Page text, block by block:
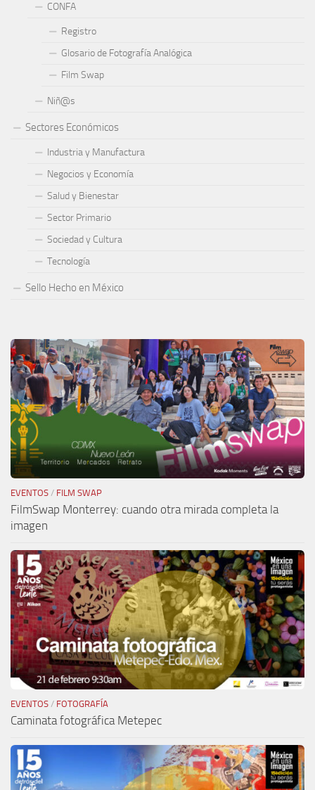
CONFA
Registro
Glosario de Fotografía Analógica
Film Swap
Niñ@s
Sectores Económicos
Industria y Manufactura
Negocios y Economía
Salud y Bienestar
Sector Primario
Sociedad y Cultura
Tecnología
Sello Hecho en México
EVENTOS / FILM SWAP
FilmSwap Monterrey: cuando otra mirada completa la
imagen
EVENTOS / FOTOGRAFÍA
Caminata fotográfica Metepec